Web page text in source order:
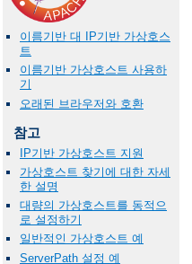
이름기반 대 IP기반 가상호스
트
이름기반 가상호스트 사용하
기
오래된 브라우저와 호환
참고
IP기반 가상호스트 지원
가상호스트 찾기에 대한 자세
한 설명
대량의 가상호스트를 동적으
로 설정하기
일반적인 가상호스트 예
ServerPath 설정 예